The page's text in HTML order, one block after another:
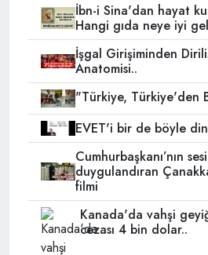
İbn-i Sina'dan hayat
Hangi gıda neye iyi
İşgal Girişiminden
Anatomisi..
"Türkiye, Türkiye'den
EVET'i bir de böyle
Cumhurbaşkanı’nın
duygulandıran
filmi
Kanada'da vahşi
cezası 4 bin dolar..